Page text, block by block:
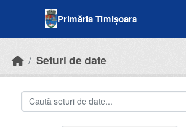
Primăria Timișoara
Seturi de date